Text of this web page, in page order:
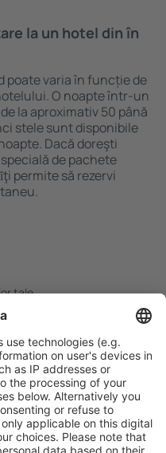
la un hotel din în
poate varia în funcție de
O noapte într-un
la aproximativ 50 până
stele sunt disponibile
Dacă doreşti
de pachete
permite să rezervi
tale.
gratuită de anulare.
pentru utilizatorii